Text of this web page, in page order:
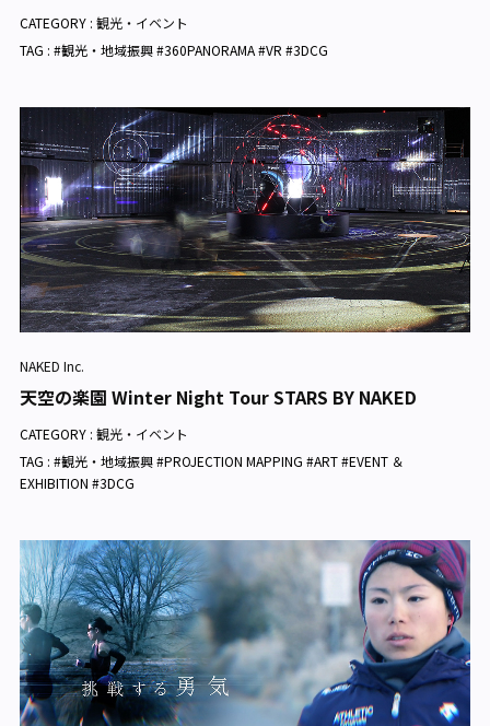
CATEGORY : 観光・イベント
TAG : #観光・地域振興 #360PANORAMA #VR #3DCG
NAKED Inc.
天空の楽園 Winter Night Tour STARS BY NAKED
CATEGORY : 観光・イベント
TAG : #観光・地域振興 #PROJECTION MAPPING #ART #EVENT ＆
EXHIBITION #3DCG